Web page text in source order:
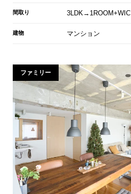
間取り 3LDK→1ROOM+WIC
建物 マンション
ファミリー